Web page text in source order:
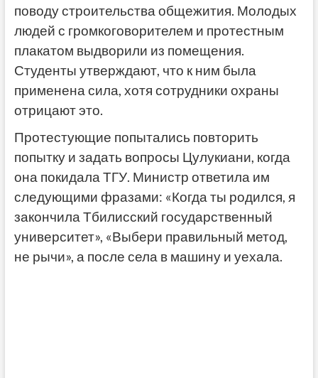
поводу строительства общежития. Молодых
людей с громкоговорителем и протестным
плакатом выдворили из помещения.
Студенты утверждают, что к ним была
применена сила, хотя сотрудники охраны
отрицают это.
Протестующие попытались повторить
попытку и задать вопросы Цулукиани, когда
она покидала ТГУ. Министр ответила им
следующими фразами: «Когда ты родился, я
закончила Тбилисский государственный
университет», «Выбери правильный метод,
не рычи», а после села в машину и уехала.